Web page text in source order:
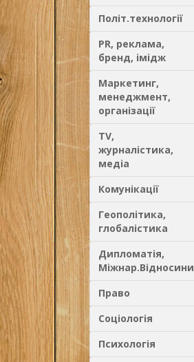
Політ.технології
PR, реклама,
бренд, імідж
Маркетинг,
менеджмент,
організації
TV,
журналістика,
медіа
Комунікації
Геополітика,
глобалістика
Дипломатія,
Міжнар.Відносини
Право
Соціологія
Психологія